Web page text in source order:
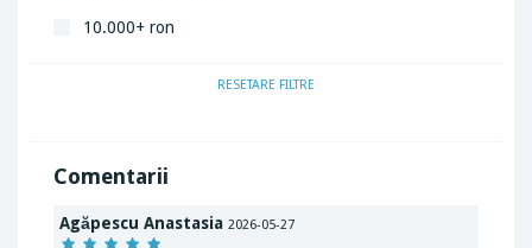
10.000+ ron
RESETARE FILTRE
Comentarii
Agăpescu Anastasia 2026-05-27